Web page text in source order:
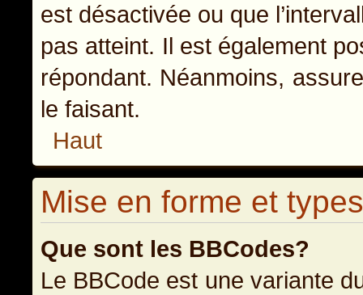
est désactivée ou que
pas atteint. Il est également
répondant. Néanmoins,
le faisant.
Haut
Mise en forme et
Que sont les BBCodes?
Le BBCode est une variante